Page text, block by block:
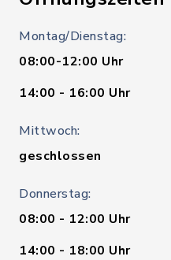
Montag/Dienstag:
08:00-12:00 Uhr
14:00 - 16:00 Uhr
Mittwoch:
geschlossen
Donnerstag:
08:00 - 12:00 Uhr
14:00 - 18:00 Uhr